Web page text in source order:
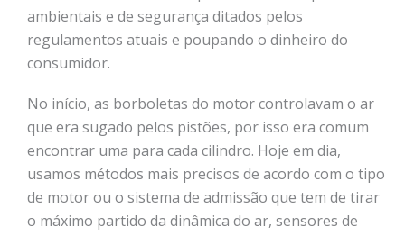
ambientais e de segurança ditados pelos
regulamentos atuais e poupando o dinheiro do
consumidor.
No início, as borboletas do motor controlavam o ar
que era sugado pelos pistões, por isso era comum
encontrar uma para cada cilindro. Hoje em dia,
usamos métodos mais precisos de acordo com o tipo
de motor ou o sistema de admissão que tem de tirar
o máximo partido da dinâmica do ar, sensores de